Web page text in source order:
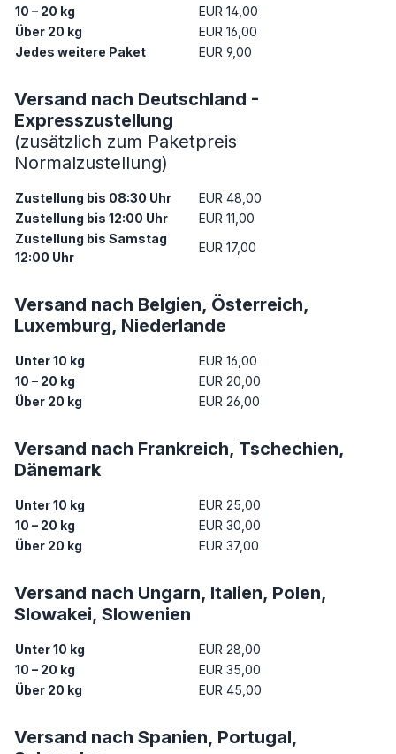
10 – 20 kg
EUR 14,00
Über 20 kg
EUR 16,00
Jedes weitere Paket
EUR 9,00
Versand nach Deutschland -
Expresszustellung
(zusätzlich zum Paketpreis
Normalzustellung)
Zustellung bis 08:30 Uhr
EUR 48,00
Zustellung bis 12:00 Uhr
EUR 11,00
Zustellung bis Samstag
12:00 Uhr
EUR 17,00
Versand nach Belgien, Österreich,
Luxemburg, Niederlande
Unter 10 kg
EUR 16,00
10 – 20 kg
EUR 20,00
Über 20 kg
EUR 26,00
Versand nach Frankreich, Tschechien,
Dänemark
Unter 10 kg
EUR 25,00
10 – 20 kg
EUR 30,00
Über 20 kg
EUR 37,00
Versand nach Ungarn, Italien, Polen,
Slowakei, Slowenien
Unter 10 kg
EUR 28,00
10 – 20 kg
EUR 35,00
Über 20 kg
EUR 45,00
Versand nach Spanien, Portugal,